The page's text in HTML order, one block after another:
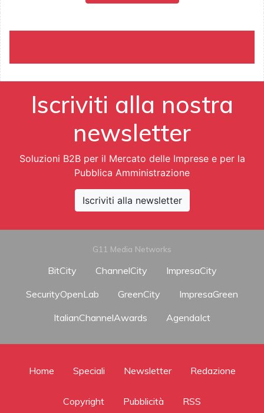
Iscriviti alla nostra
newsletter
Soluzioni B2B per il Mercato delle Imprese e per la
Pubblica Amministrazione
Iscriviti alla newsletter
G11 Media Networks
BitCity ChannelCity
ImpresaCity
SecurityOpenLab
GreenCity
ImpresaGreen
ItalianChannelAwards
AgendaIct
Home Speciali Newsletter Redazione
Copyright Pubblicità RSS